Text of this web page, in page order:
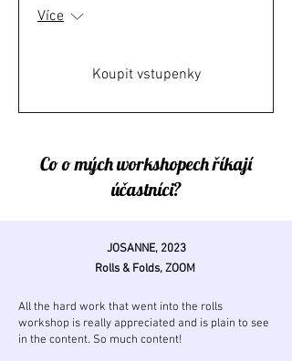
Více
Koupit vstupenky
Co o mých workshopech říkají
účastníci?
JOSANNE, 2023
Rolls & Folds, ZOOM
All the hard work that went into the rolls
workshop is really appreciated and is plain to see
in the content. So much content!